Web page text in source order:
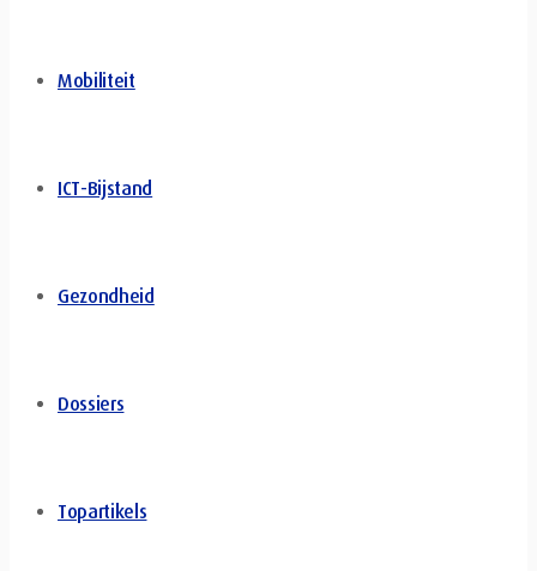
Mobiliteit
ICT-Bijstand
Gezondheid
Dossiers
Topartikels